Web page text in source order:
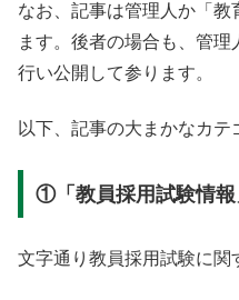
なお、記事は管理人か「
ます。後者の場合も、管
行い公開して参ります。
以下、記事の大まかなカテ
①「教員採用試験情報
文字通り教員採用試験に関